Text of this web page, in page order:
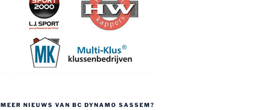
MEER NIEUWS VAN BC DYNAMO SASSEM?